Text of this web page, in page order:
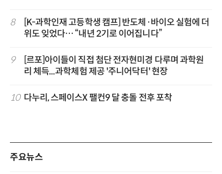
8
[K-과학인재 고등학생 캠프] 반도체·바이오 실험에 더
위도 잊었다… “내년 2기로 이어집니다”
9
[르포]아이들이 직접 첨단 전자현미경 다루며 과학원
리 체득...과학체험 제공 '주니어닥터' 현장
10 다누리, 스페이스X 팰컨9 달 충돌 전후 포착
주요뉴스